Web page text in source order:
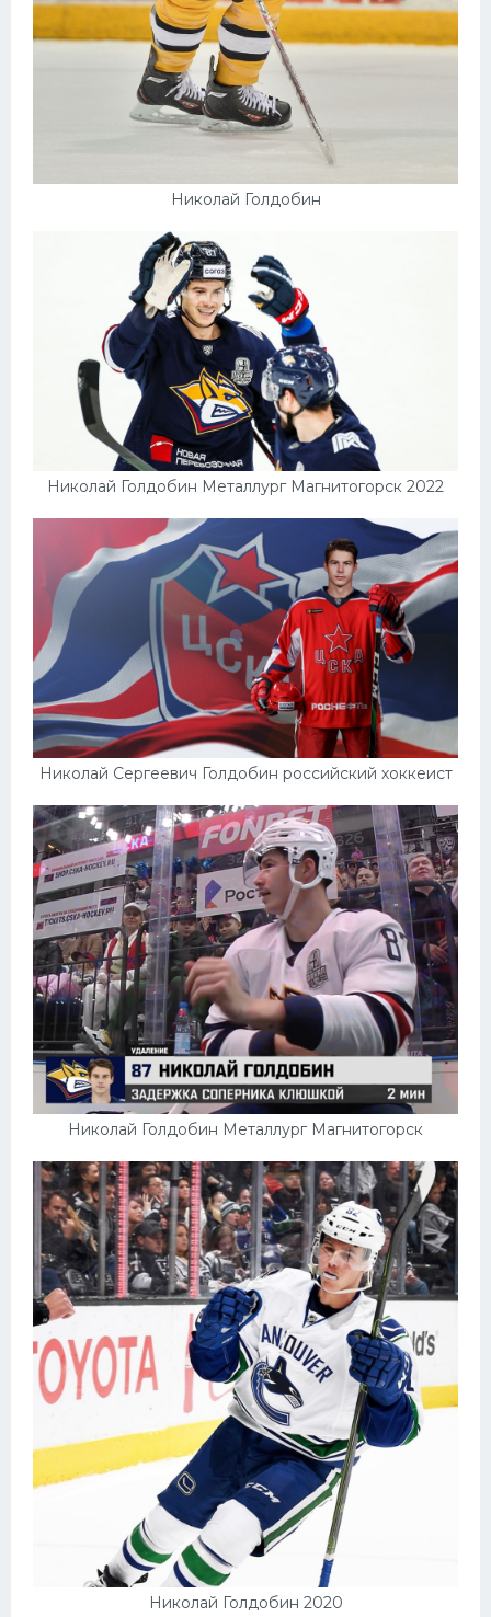
Николай Голдобин
Николай Голдобин Металлург Магнитогорск 2022
Николай Сергеевич Голдобин российский хоккеист
Николай Голдобин Металлург Магнитогорск
Николай Голдобин 2020